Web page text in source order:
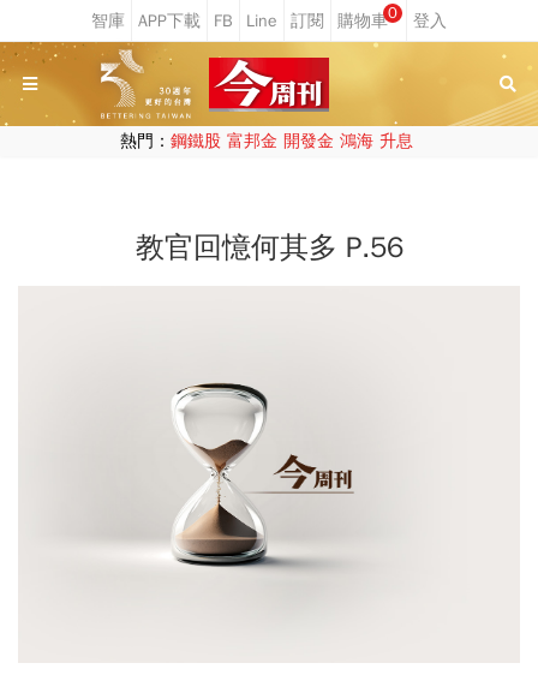
0
熱門： 鋼鐵股 富邦金 開發金 鴻海 升息
教官回憶何其多 P.56